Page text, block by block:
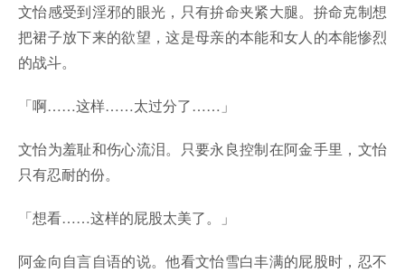
文怡感受到淫邪的眼光，只有拚命夹紧大腿。拚命克制想
把裙子放下来的欲望，这是母亲的本能和女人的本能惨烈
的战斗。
「啊……这样……太过分了……」
文怡为羞耻和伤心流泪。只要永良控制在阿金手里，文怡
只有忍耐的份。
「想看……这样的屁股太美了。」
阿金向自言自语的说。他看文怡雪白丰满的屁股时，忍不